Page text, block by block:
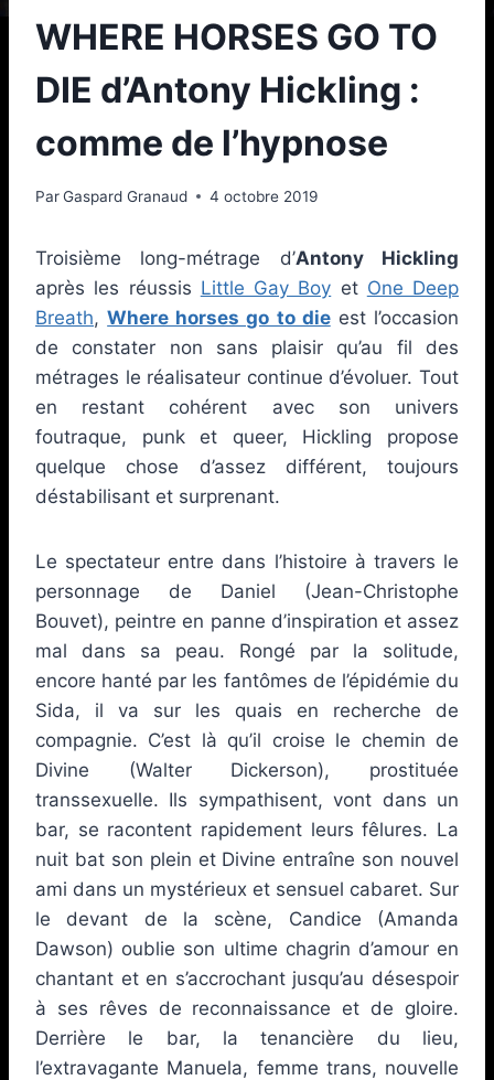
WHERE HORSES GO TO
DIE d’Antony Hickling :
comme de l’hypnose
ParGaspard Granaud 4 octobre 2019
Troisième long-métrage d’Antony Hickling
après les réussis Little Gay Boy et One Deep
Breath,Where horses go to dieest l’occasion
de constater non sans plaisir qu’au fil des
métrages le réalisateur continue d’évoluer. Tout
en restant cohérent avec son univers
foutraque, punk et queer, Hickling propose
quelque chose d’assez différent, toujours
déstabilisant et surprenant.
Le spectateur entre dans l’histoire à travers le
personnage de Daniel (Jean-Christophe
Bouvet), peintre en panne d’inspiration et assez
mal dans sa peau. Rongé par la solitude,
encore hanté par les fantômes de l’épidémie du
Sida, il va sur les quais en recherche de
compagnie. C’est là qu’il croise le chemin de
Divine (Walter Dickerson), prostituée
transsexuelle. Ils sympathisent, vont dans un
bar, se racontent rapidement leurs fêlures. La
nuit bat son plein et Divine entraîne son nouvel
ami dans un mystérieux et sensuel cabaret. Sur
le devant de la scène, Candice (Amanda
Dawson) oublie son ultime chagrin d’amour en
chantant et en s’accrochant jusqu’au désespoir
à ses rêves de reconnaissance et de gloire.
Derrière le bar, la tenancière du lieu,
l’extravagante Manuela, femme trans, nouvelle